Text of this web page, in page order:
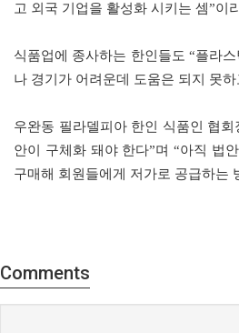
고 외국 기업을 활성화 시키는 셈”이
식품업에 종사하는 한인들도 “플라
나 경기가 어려운데 도움은 되지 못
우완동 필라델피아 한인 식품인 협
안이 구체화 돼야 한다”며 “아직 법
구매해 회원들에게 저가로 공급하는
Comments